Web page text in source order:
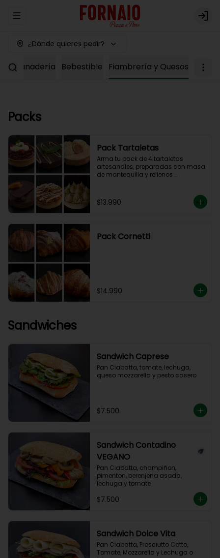
Abrir menu de navegación Login
¿Dónde quieres pedir?
Panadería Bebestible Fiambrería y Quesos
Packs
Pack Tartaletas
Arma tu pack de 4 tartaletas
artesanales, preparadas con masa
de mantequilla y rellenos
opciones disponibles para
completar tu pack.
$13.990
Pack Cornetti
$14.990
Sandwiches
Sandwich Caprese
Pan Ciabatta, tomate, lechuga,
queso mozzarella y pesto casero
$7.500
Sandwich Contadino
VEGANO
Pan Ciabatta, champiñon,
pimenton, berenjena asada,
lechuga y tomate
$7.500
Sandwich Dolce Vita
Pan Ciabatta, Prosciutto Cotto,
Tomate, Mozzarella y Lechuga o